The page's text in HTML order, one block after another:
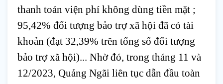
thanh toán viện phí không dùng tiền mặt ;
95,42% đối tượng bảo trợ xã hội đã có tài
khoản (đạt 32,39% trên tổng số đối tượng
bảo trợ xã hội)... Nhờ đó, trong tháng 11 và
12/2023, Quảng Ngãi liên tục dẫn đầu toàn